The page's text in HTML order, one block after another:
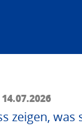
14.07.2026
zeigen,